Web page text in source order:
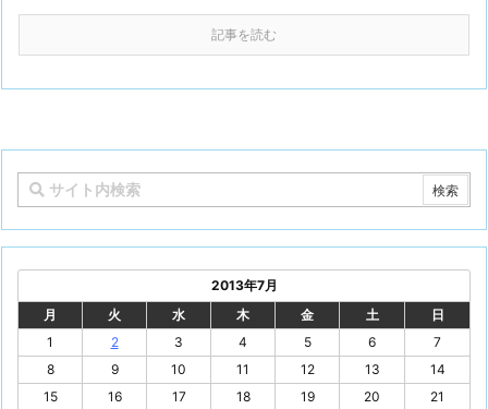
記事を読む
2013年7月
月
火 水 木 金 土
日
1
2 3 4 5 6
7
8
9 10 11 12 13
14
15
16 17 18 19 20
21